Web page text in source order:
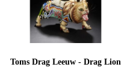
Toms Drag Leeuw - Drag Lion